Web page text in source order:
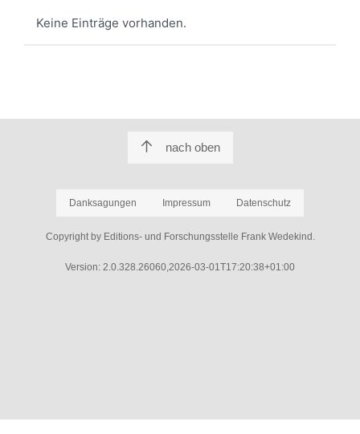
Keine Einträge vorhanden.
nach oben
Danksagungen Impressum Datenschutz
Copyright by Editions- und Forschungsstelle Frank Wedekind.
Version: 2.0.328.26060,2026-03-01T17:20:38+01:00